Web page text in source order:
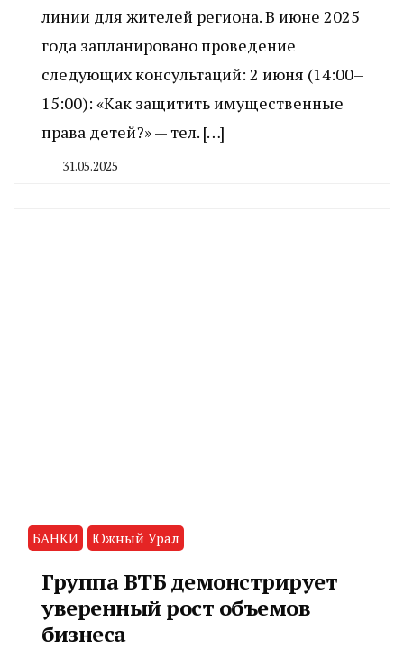
линии для жителей региона. В июне 2025
года запланировано проведение
следующих консультаций: 2 июня (14:00–
15:00): «Как защитить имущественные
права детей?» — тел. […]
31.05.2025
БАНКИ Южный Урал
Группа ВТБ демонстрирует
уверенный рост объемов
бизнеса